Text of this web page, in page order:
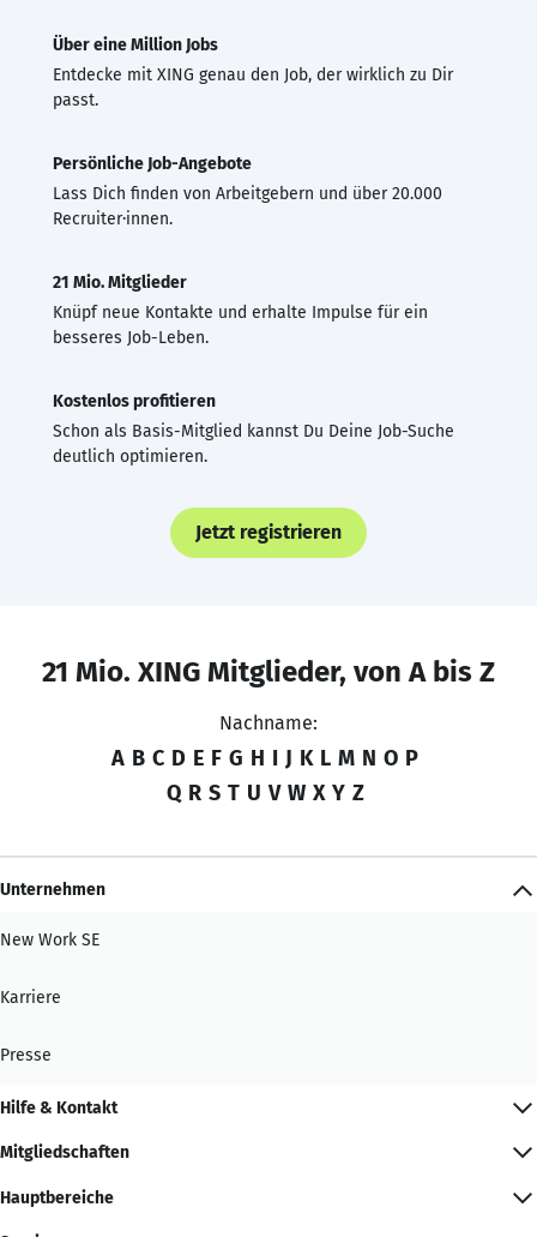
Über eine Million Jobs
Entdecke mit XING genau den Job, der wirklich zu Dir
passt.
Persönliche Job-Angebote
Lass Dich finden von Arbeitgebern und über 20.000
Recruiter·innen.
21 Mio. Mitglieder
Knüpf neue Kontakte und erhalte Impulse für ein
besseres Job-Leben.
Kostenlos profitieren
Schon als Basis-Mitglied kannst Du Deine Job-Suche
deutlich optimieren.
Jetzt registrieren
21 Mio. XING Mitglieder, von A bis Z
Nachname:
A B C D E F G H I J K L M N O P
Q R S T U V W X Y Z
Unternehmen
New Work SE
Karriere
Presse
Hilfe & Kontakt
Mitgliedschaften
Hauptbereiche